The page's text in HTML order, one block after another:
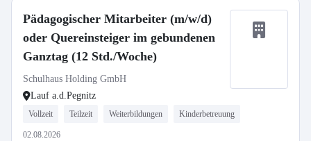
Pädagogischer Mitarbeiter (m/w/d)
oder Quereinsteiger im gebundenen
Ganztag (12 Std./Woche)
Schulhaus Holding GmbH
Lauf a.d.Pegnitz
Vollzeit Teilzeit Weiterbildungen Kinderbetreuung
02.08.2026